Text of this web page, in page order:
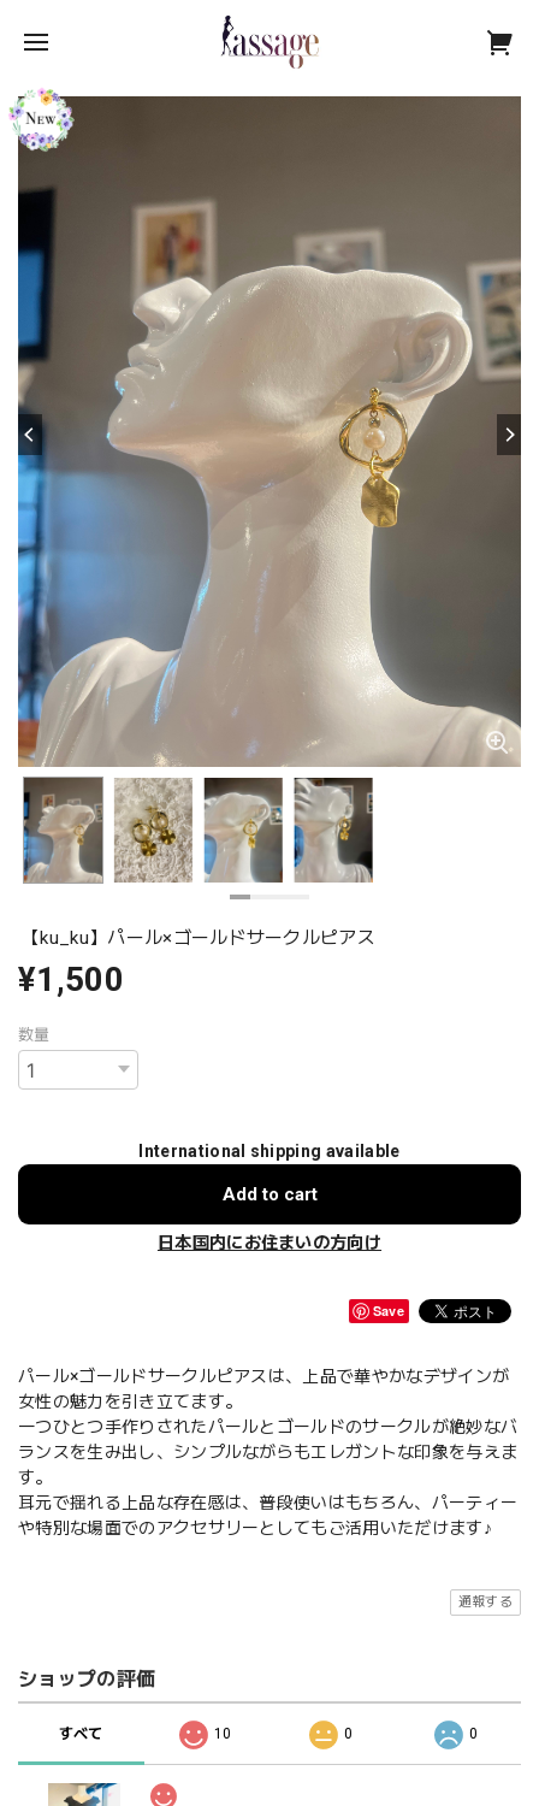
【ku_ku】パール×ゴールドサークルピアス
¥1,500
数量
International shipping available
Add to cart
日本国内にお住まいの方向け
Save
パール×ゴールドサークルピアスは、上品で華やかなデザインが
女性の魅力を引き立てます。
一つひとつ手作りされたパールとゴールドのサークルが絶妙なバ
ランスを生み出し、シンプルながらもエレガントな印象を与えま
す。
耳元で揺れる上品な存在感は、普段使いはもちろん、パーティー
や特別な場面でのアクセサリーとしてもご活用いただけます♪
通報する
ショップの評価
すべて 10 0 0